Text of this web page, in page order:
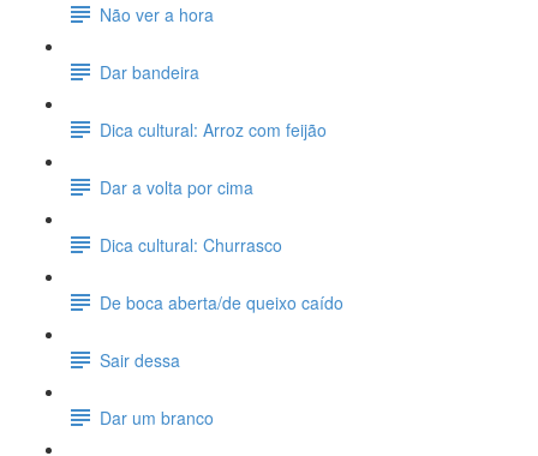
Não ver a hora
Dar bandeira
Dica cultural: Arroz com feijão
Dar a volta por cima
Dica cultural: Churrasco
De boca aberta/de queixo caído
Sair dessa
Dar um branco